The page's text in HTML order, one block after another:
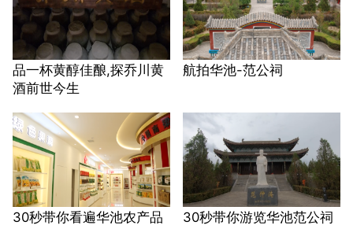
品一杯黄醇佳酿,探乔川黄
酒前世今生
航拍华池-范公祠
30秒带你看遍华池农产品 30秒带你游览华池范公祠